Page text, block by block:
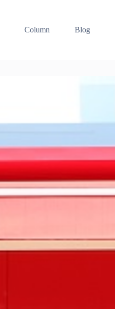
Column Blog